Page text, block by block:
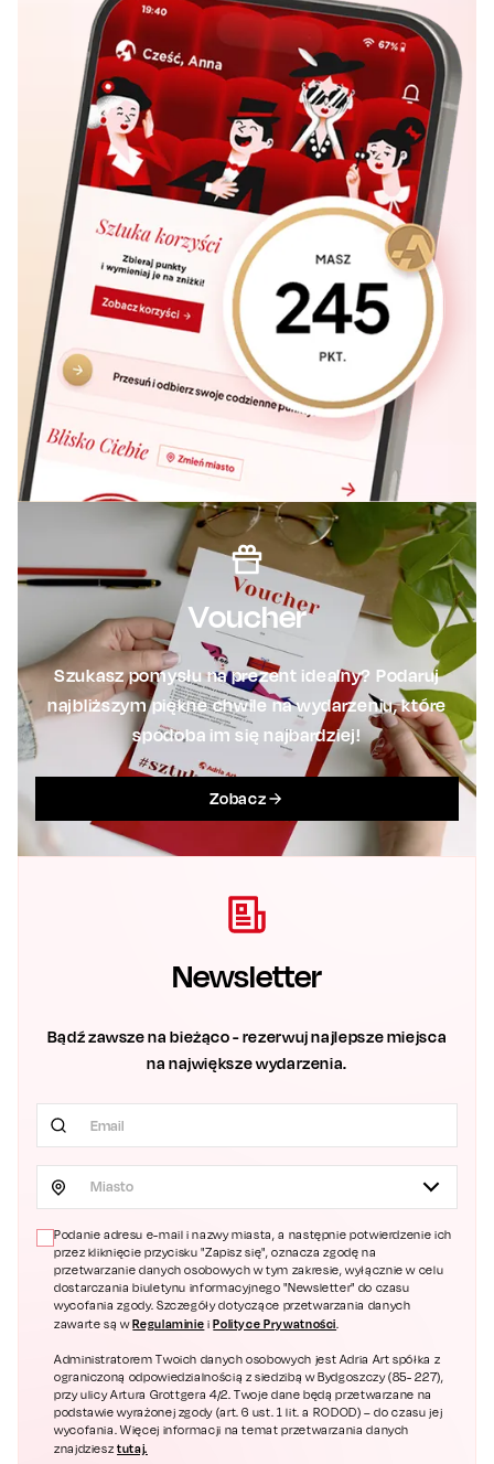
Voucher
Szukasz pomysłu na prezent idealny? Podaruj
najbliższym piękne chwile na wydarzeniu, które
spodoba im się najbardziej!
Zobacz
Newsletter
Bądź zawsze na bieżąco - rezerwuj najlepsze miejsca
na największe wydarzenia.
Miasto
Podanie adresu e-mail i nazwy miasta, a następnie potwierdzenie ich
przez kliknięcie przycisku "Zapisz się", oznacza zgodę na
przetwarzanie danych osobowych w tym zakresie, wyłącznie w celu
dostarczania biuletynu informacyjnego "Newsletter" do czasu
wycofania zgody. Szczegóły dotyczące przetwarzania danych
zawarte są wRegulaminie iPolityce Prywatności.
Administratorem Twoich danych osobowych jest Adria Art spółka z
ograniczoną odpowiedzialnością z siedzibą w Bydgoszczy (85- 227),
przy ulicy Artura Grottgera 4/2. Twoje dane będą przetwarzane na
podstawie wyrażonej zgody (art. 6 ust. 1 lit. a RODOD) – do czasu jej
wycofania. Więcej informacji na temat przetwarzania danych
znajdziesztutaj.